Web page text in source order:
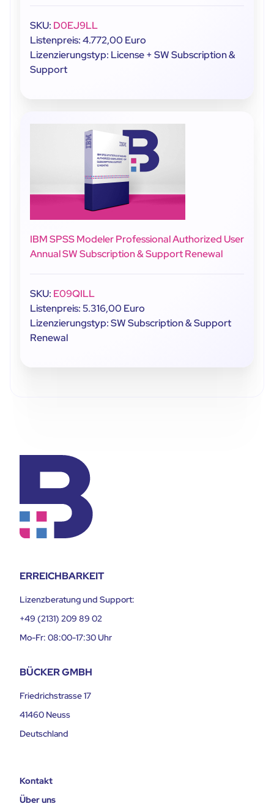
SKU: D0EJ9LL
Listenpreis: 4.772,00 Euro
Lizenzierungstyp: License + SW Subscription &
Support
IBM SPSS Modeler Professional Authorized User
Annual SW Subscription & Support Renewal
SKU: E09QILL
Listenpreis: 5.316,00 Euro
Lizenzierungstyp: SW Subscription & Support
Renewal
ERREICHBARKEIT
Lizenzberatung und Support:
+49 (2131) 209 89 02
Mo-Fr: 08:00-17:30 Uhr
BÜCKER GMBH
Friedrichstrasse 17
41460 Neuss
Deutschland
Kontakt
Über uns